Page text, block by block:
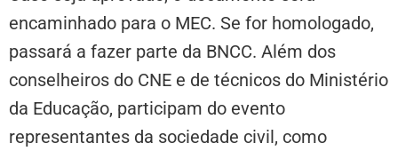
encaminhado para o MEC. Se for homologado,
passará a fazer parte da BNCC. Além dos
conselheiros do CNE e de técnicos do Ministério
da Educação, participam do evento
representantes da sociedade civil, como